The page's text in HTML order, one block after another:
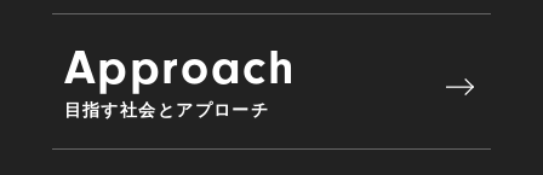
Approach
目指す社会とアプローチ